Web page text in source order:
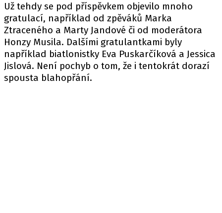
Už tehdy se pod příspěvkem objevilo mnoho
gratulací, například od zpěváků Marka
Ztraceného a Marty Jandové či od moderátora
Honzy Musila. Dalšími gratulantkami byly
například biatlonistky Eva Puskarčíková a Jessica
Jislová. Není pochyb o tom, že i tentokrát dorazí
spousta blahopřání.